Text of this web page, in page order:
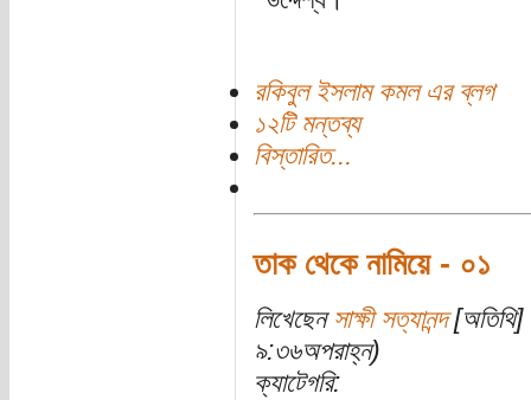
রকিবুল ইসলাম কমল এর ব্লগ
১২টি মন্তব্য
বিস্তারিত...
তাক থেকে নামিয়ে - ০১
লিখেছেন সাক্ষী সত্যানন্দ[অতিথি]
৯:৩৬অপরাহ্ন)
ক্যাটেগরি: